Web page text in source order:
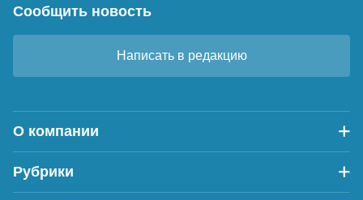
Сообщить новость
Написать в редакцию
О компании
Рубрики